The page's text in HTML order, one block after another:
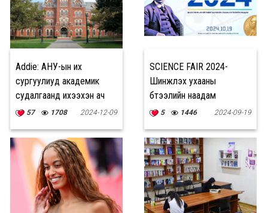
Addie: АНУ-ын их
сургуулиуд академик
судалгаанд ихээхэн ач
холбогдол өгдөг
57 1708 2024-12-09
SCIENCE FAIR 2024-
Шинжлэх ухааны
бүтээлийн наадам
5 1446 2024-09-19